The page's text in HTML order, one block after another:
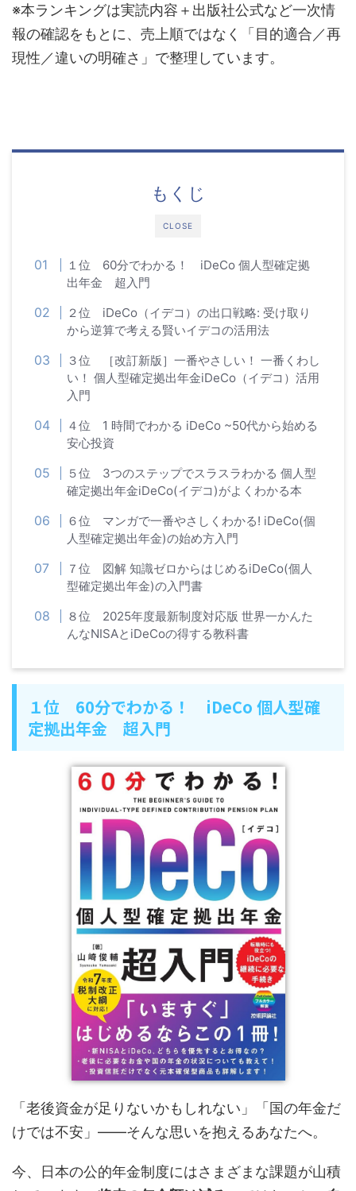
※本ランキングは実読内容＋出版社公式など一次情
報の確認をもとに、売上順ではなく「目的適合／再
現性／違いの明確さ」で整理しています。
CLOSE
もくじ
１位 60分でわかる！ iDeCo 個人型確定拠
出年金 超入門
２位 iDeCo（イデコ）の出口戦略: 受け取り
から逆算で考える賢いイデコの活用法
３位 ［改訂新版］一番やさしい！ 一番くわし
い！ 個人型確定拠出年金iDeCo（イデコ）活用
入門
４位 1 時間でわかる iDeCo ~50代から始める
安心投資
５位 3つのステップでスラスラわかる 個人型
確定拠出年金iDeCo(イデコ)がよくわかる本
６位 マンガで一番やさしくわかる! iDeCo(個
人型確定拠出年金)の始め方入門
７位 図解 知識ゼロからはじめるiDeCo(個人
型確定拠出年金)の入門書
８位 2025年度最新制度対応版 世界一かんた
んなNISAとiDeCoの得する教科書
１位 60分でわかる！ iDeCo 個人型確
定拠出年金 超入門
「老後資金が足りないかもしれない」「国の年金だ
けでは不安」——そんな思いを抱えるあなたへ。
今、日本の公的年金制度にはさまざまな課題が山積